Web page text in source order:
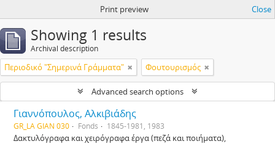
Print preview Close
Showing 1 results
Archival description
Περιοδικό "Σημερινά Γράμματα" Φουτουρισμός
Advanced search options
Γιαννόπουλος, Αλκιβιάδης
GR_LA GIAN 030 Fonds 1845-1981, 1983
Δακτυλόγραφα και χειρόγραφα έργα (πεζά και ποιήματα),